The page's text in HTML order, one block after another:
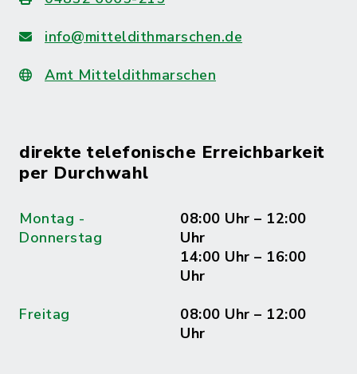
info@mitteldithmarschen.de
Amt Mitteldithmarschen
direkte telefonische Erreichbarkeit
per Durchwahl
Montag -
Donnerstag
08:00 Uhr – 12:00
Uhr
14:00 Uhr – 16:00
Uhr
Freitag
08:00 Uhr – 12:00
Uhr